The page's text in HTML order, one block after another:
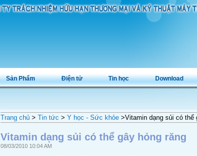
Sản Phẩm Điện tử Tin học Download
Trang chủ > Tin tức > Y học - Sức khỏe >Vitamin dạng sủi có thể
Vitamin dạng sủi có thể gây hỏng răng
08/03/2010 10:04 AM